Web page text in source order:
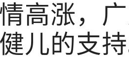
高涨，
儿的支